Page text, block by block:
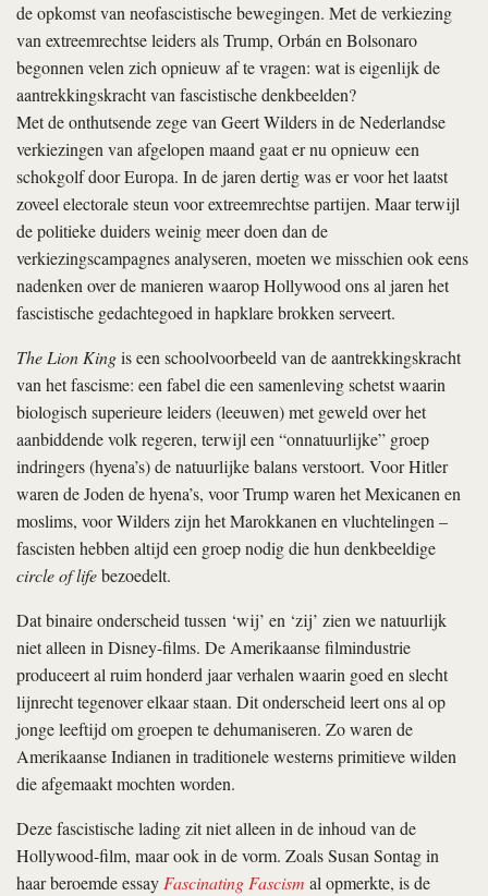
de opkomst van neofascistische bewegingen. Met de verkiezing
van extreemrechtse leiders als Trump, Orbán en Bolsonaro
begonnen velen zich opnieuw af te vragen: wat is eigenlijk de
aantrekkingskracht van fascistische denkbeelden?
Met de onthutsende zege van Geert Wilders in de Nederlandse
verkiezingen van afgelopen maand gaat er nu opnieuw een
schokgolf door Europa. In de jaren dertig was er voor het laatst
zoveel electorale steun voor extreemrechtse partijen. Maar terwijl
de politieke duiders weinig meer doen dan de
verkiezingscampagnes analyseren, moeten we misschien ook eens
nadenken over de manieren waarop Hollywood ons al jaren het
fascistische gedachtegoed in hapklare brokken serveert.
The Lion Kingis een schoolvoorbeeld van de aantrekkingskracht
van het fascisme: een fabel die een samenleving schetst waarin
biologisch superieure leiders (leeuwen) met geweld over het
aanbiddende volk regeren, terwijl een “onnatuurlijke” groep
indringers (hyena’s) de natuurlijke balans verstoort. Voor Hitler
waren de Joden de hyena’s, voor Trump waren het Mexicanen en
moslims, voor Wilders zijn het Marokkanen en vluchtelingen –
fascisten hebben altijd een groep nodig die hun denkbeeldige
circle of lifebezoedelt.
Dat binaire onderscheid tussen ‘wij’ en ‘zij’ zien we natuurlijk
niet alleen in Disney-films. De Amerikaanse filmindustrie
produceert al ruim honderd jaar verhalen waarin goed en slecht
lijnrecht tegenover elkaar staan. Dit onderscheid leert ons al op
jonge leeftijd om groepen te dehumaniseren. Zo waren de
Amerikaanse Indianen in traditionele westerns primitieve wilden
die afgemaakt mochten worden.
Deze fascistische lading zit niet alleen in de inhoud van de
Hollywood-film, maar ook in de vorm. Zoals Susan Sontag in
haar beroemde essayFascinating Fascism al opmerkte, is de